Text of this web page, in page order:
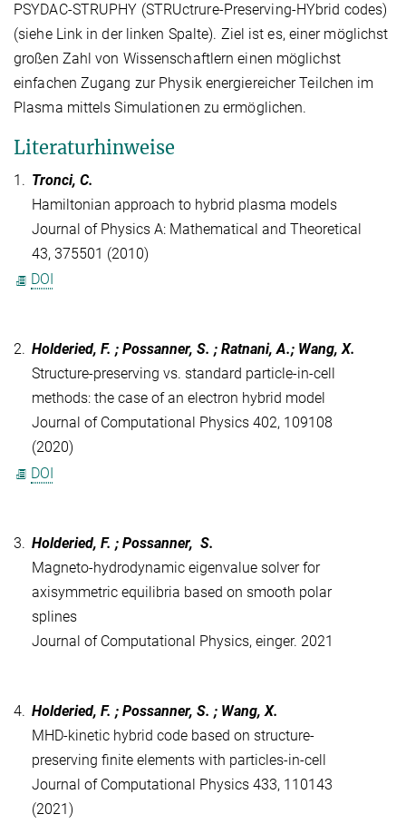
PSYDAC-STRUPHY (STRUctrure-Preserving-HYbrid codes)
(siehe Link in der linken Spalte). Ziel ist es, einer möglichst
großen Zahl von Wissenschaftlern einen möglichst
einfachen Zugang zur Physik energiereicher Teilchen im
Plasma mittels Simulationen zu ermöglichen.
Literaturhinweise
1. Tronci, C.
Hamiltonian approach to hybrid plasma models
Journal of Physics A: Mathematical and Theoretical
43, 375501 (2010)
DOI
2. Holderied, F. ; Possanner, S. ; Ratnani, A.; Wang, X.
Structure-preserving vs. standard particle-in-cell
methods: the case of an electron hybrid model
Journal of Computational Physics 402, 109108
(2020)
DOI
3. Holderied, F. ; Possanner, S.
Magneto-hydrodynamic eigenvalue solver for
axisymmetric equilibria based on smooth polar
splines
Journal of Computational Physics, einger. 2021
4. Holderied, F. ; Possanner, S. ; Wang, X.
MHD-kinetic hybrid code based on structure-
preserving finite elements with particles-in-cell
Journal of Computational Physics 433, 110143
(2021)